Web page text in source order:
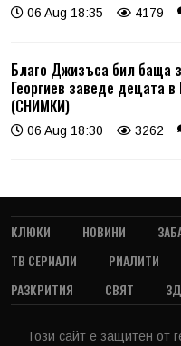
06 Aug 18:35 4179
Благо Джизъса бил баща
Георгиев заведе децата
(СНИМКИ)
06 Aug 18:30 3262
КЛЮКИ НОВИНИ
ТВ СЕРИАЛИ
РИАЛИТИ
РАЗКРИТИЯ
СВЯТ
Този сайт е защитен от